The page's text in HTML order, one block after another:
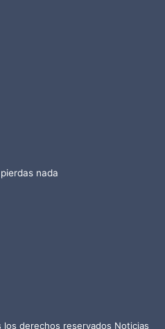
nada
derechos reservados Noticias